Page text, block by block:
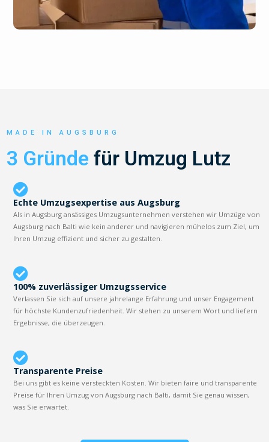
MADE IN AUGSBURG
3 Gründe für Umzug Lutz
Echte Umzugsexpertise aus Augsburg
Als in Augsburg ansässiges Umzugsunternehmen verstehen wir Umzüge von
Augsburg nach Balti wie kein anderer und navigieren mühelos zum Ziel, um
Ihren Umzug effizient und sicher zu gestalten.
100% zuverlässiger Umzugsservice
Verlassen Sie sich auf unsere jahrelange Erfahrung und unser Engagement
für höchste Kundenzufriedenheit. Wir stehen zu unserem Wort und liefern
Ergebnisse, die überzeugen.
Transparente Preise
Bei uns gibt es keine versteckten Kosten. Wir bieten faire und transparente
Preise für Ihren Umzug von Augsburg nach Balti, damit Sie genau wissen,
was Sie erwartet.